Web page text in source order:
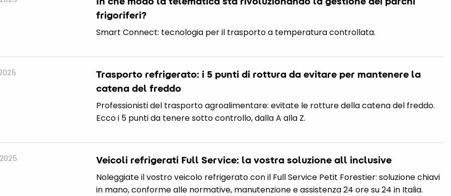
frigoriferi?
Smart Connect: tecnologia per il trasporto a temperatura controllata.
Trasporto refrigerato: i 5 punti di rottura da evitare per mantenere la
catena del freddo
Professionisti del trasporto agroalimentare: evitate le rotture della catena del freddo.
Ecco i 5 punti da tenere sotto controllo, dalla A alla Z.
Veicoli refrigerati Full Service: la vostra soluzione all inclusive
Noleggiate il vostro veicolo refrigerato con il Full Service Petit Forestier: soluzione chiavi
in mano, conforme alle normative, manutenzione e assistenza 24 ore su 24 in Italia.